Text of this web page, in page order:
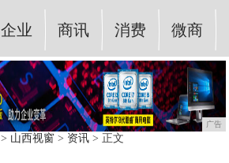
企业 商讯 消费 微商
广告
> 山西视窗> 资讯> 正文